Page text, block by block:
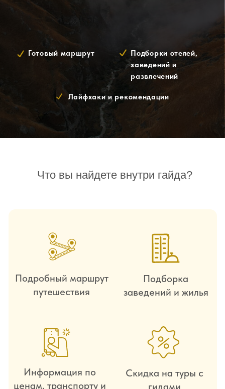
ценам, транспорту и
логистике
гидами
Телеграм - чат по
гайду
Подборка
заведений и жилья
Подробный маршрут
путешествия
45 точек
Отмечены на карте
+ жилье и заведения
56 страниц
В PDF гайде
Что вы найдете внутри гайда?